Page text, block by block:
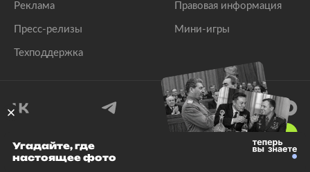
Реклама
Пресс-релизы
Техподдержка
Правовая информация
Мини-игры
© 1999–2026 Все права защищены.
Угадайте, где
настоящее фото